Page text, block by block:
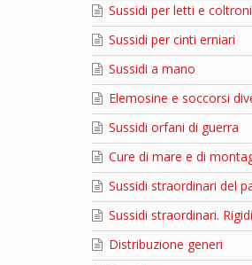
Sussidi per letti e coltroni
Sussidi per cinti erniari
Sussidi a mano
Elemosine e soccorsi
Sussidi orfani di guerra
Cure di mare e di
Sussidi straordinari del
Sussidi straordinari.
Distribuzione generi